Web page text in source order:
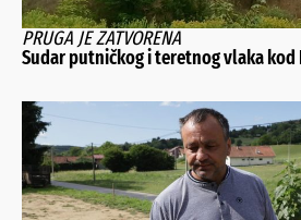
PRUGA JE ZATVORENA
Sudar putničkog i teretnog vlaka kod